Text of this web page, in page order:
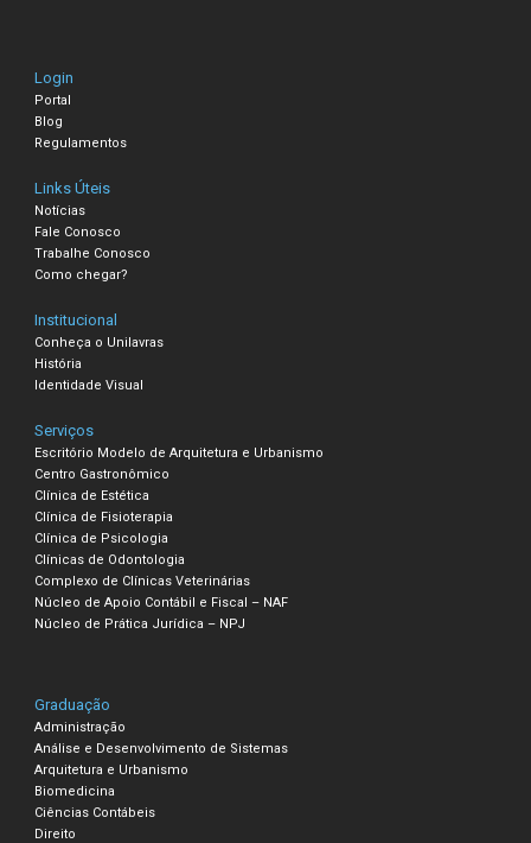
Login
Portal
Blog
Regulamentos
Links Úteis
Notícias
Fale Conosco
Trabalhe Conosco
Como chegar?
Institucional
Conheça o Unilavras
História
Identidade Visual
Serviços
Escritório Modelo de Arquitetura e Urbanismo
Centro Gastronômico
Clínica de Estética
Clínica de Fisioterapia
Clínica de Psicologia
Clínicas de Odontologia
Complexo de Clínicas Veterinárias
Núcleo de Apoio Contábil e Fiscal – NAF
Núcleo de Prática Jurídica – NPJ
Graduação
Administração
Análise e Desenvolvimento de Sistemas
Arquitetura e Urbanismo
Biomedicina
Ciências Contábeis
Direito